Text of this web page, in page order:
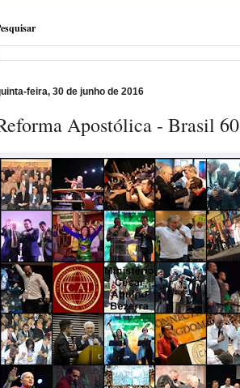
feira, 30 de junho de 2016
Apostólica - Brasil 60